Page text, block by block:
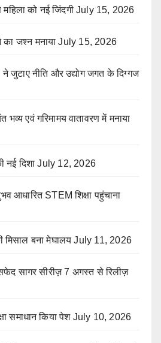
को नई जिंदगी July 15, 2026
का जश्न मनाया July 15, 2026
ने जुटाए नीति और उद्योग जगत के दिग्गज
भव्य एवं गरिमामय वातावरण में मनाया
नई दिशा July 12, 2026
आधारित STEM शिक्षा पहुंचाना
मिसाल बना मेघालय July 11, 2026
सागर सीरीज़ 7 अगस्त से रिलीज़
समाधान किया पेश July 10, 2026